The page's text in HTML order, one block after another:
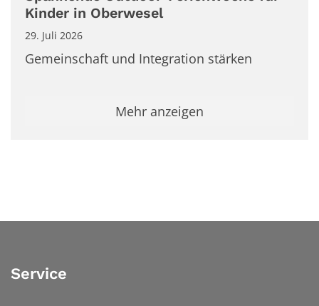
Kinder in Oberwesel
29. Juli 2026
Gemeinschaft und Integration stärken
Mehr anzeigen
Service